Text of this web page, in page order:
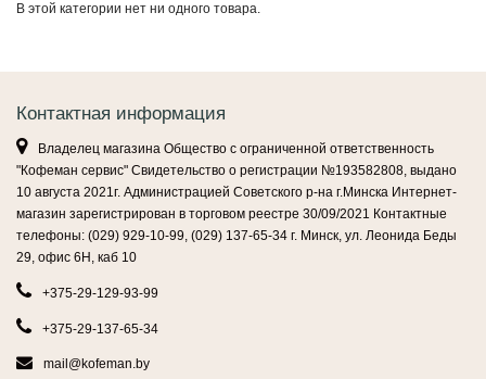
В этой категории нет ни одного товара.
Контактная информация
Владелец магазина Общество с ограниченной ответственность
"Кофеман сервис" Свидетельство о регистрации №193582808, выдано
10 августа 2021г. Администрацией Советского р-на г.Минска Интернет-
магазин зарегистрирован в торговом реестре 30/09/2021 Контактные
телефоны: (029) 929-10-99, (029) 137-65-34 г. Минск, ул. Леонида Беды
29, офис 6Н, каб 10
+375-29-129-93-99
+375-29-137-65-34
mail@kofeman.by